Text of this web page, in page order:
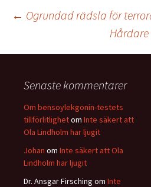
← Ogrundad rädsla för
Senaste kommentarer
Om bensoylekgonin-testets
tillförlitlighetom Inte säkert att
Ola Lindholm har ljugit
Johan om Inte säkert att Ola
Lindholm har ljugit
Dr. Ansgar Firsching om Inte